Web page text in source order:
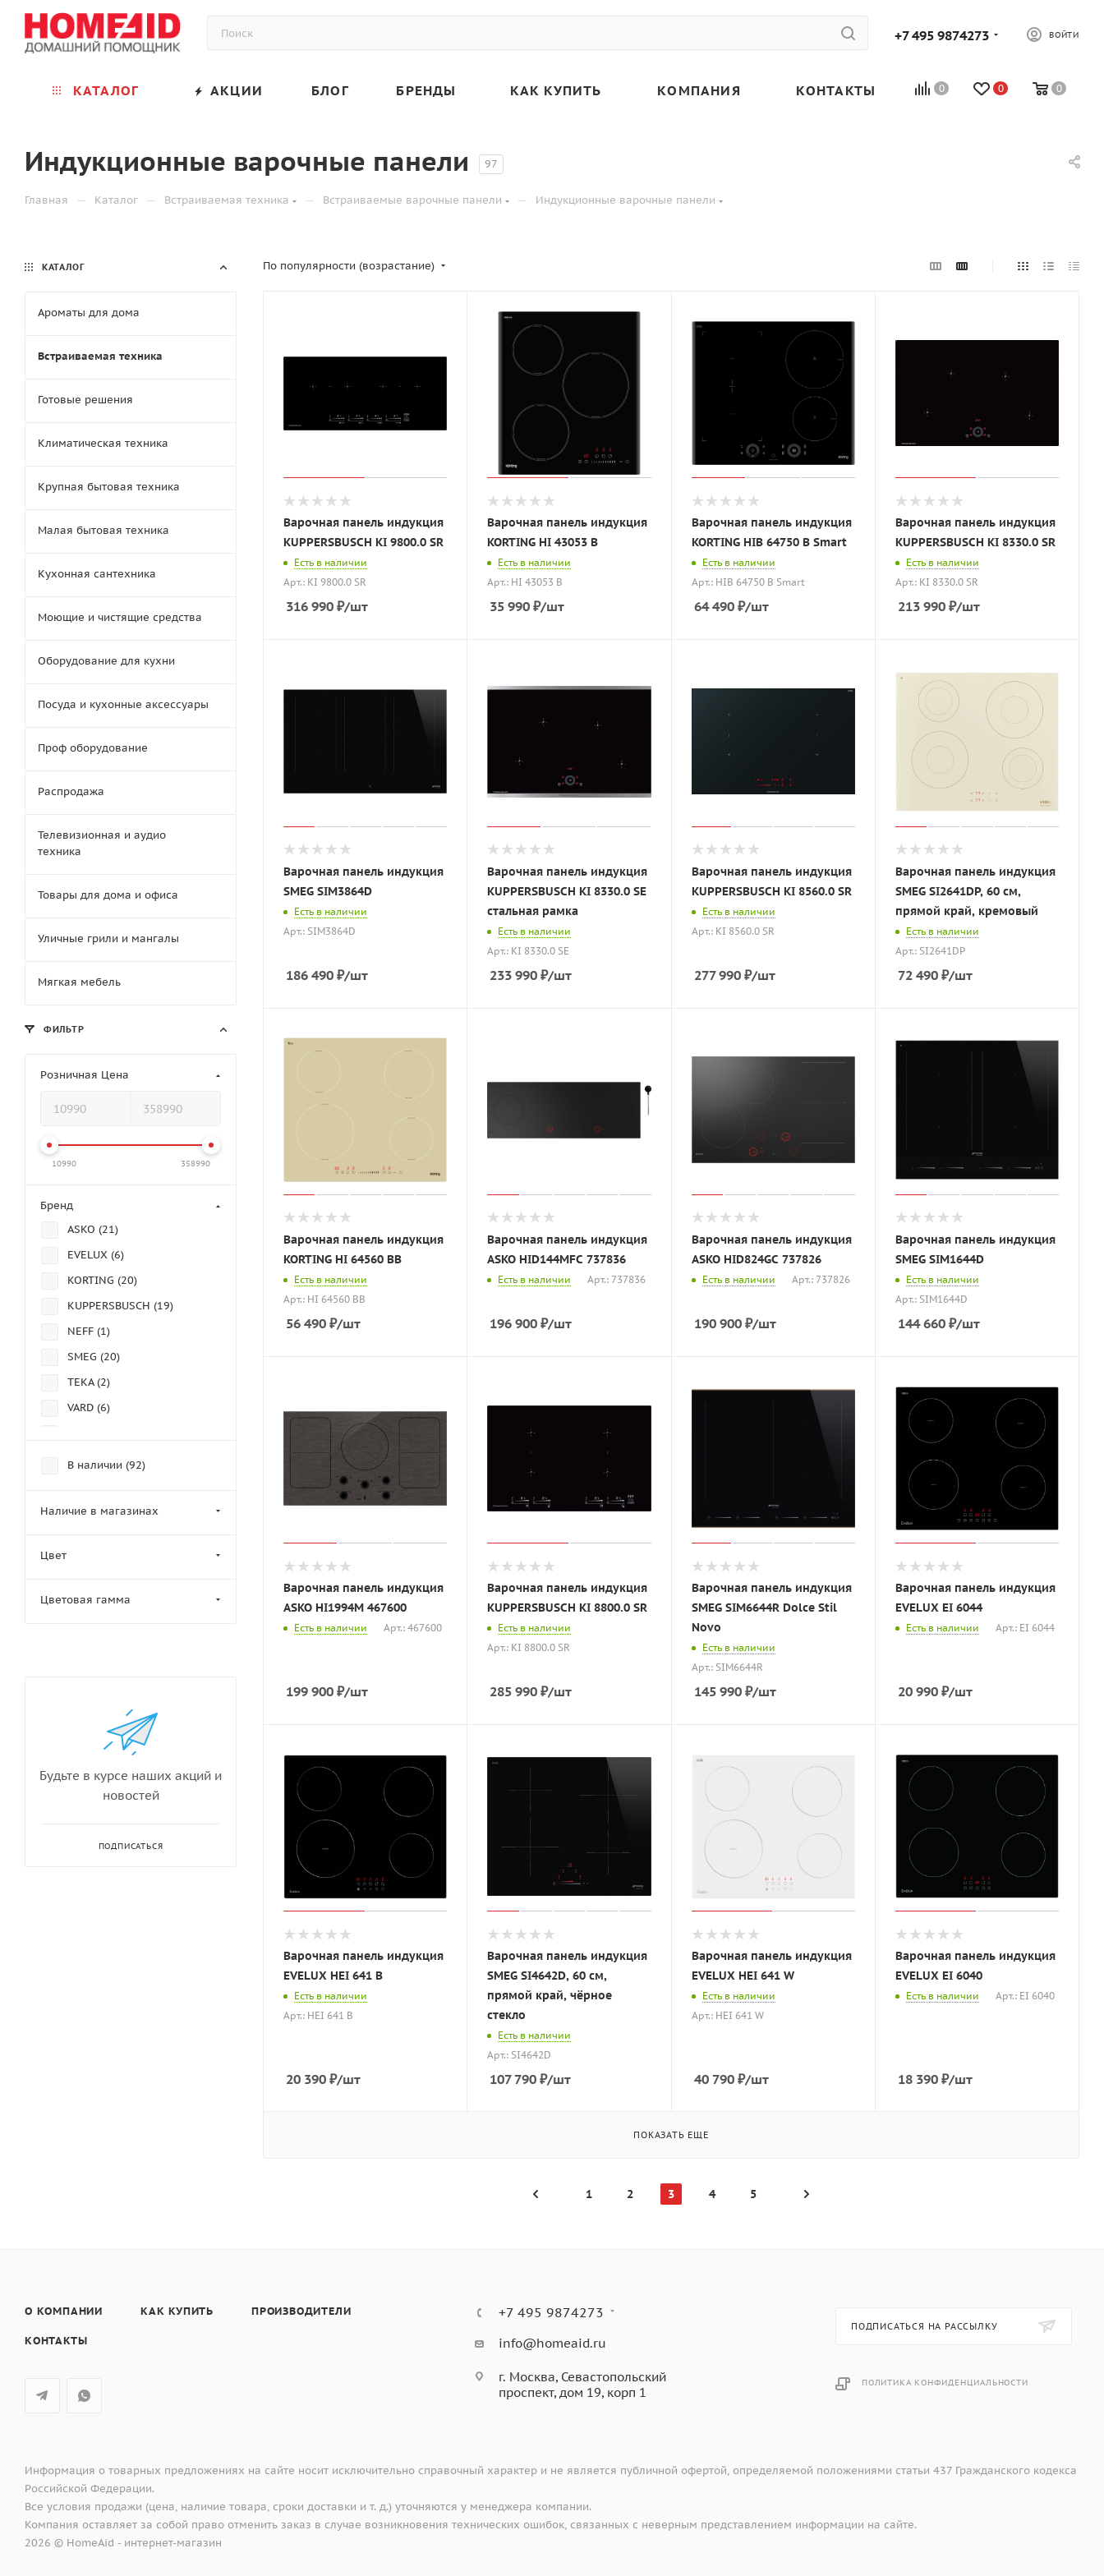
+7 495 9874273 ВОЙТИ
0 0 0
КАТАЛОГ АКЦИИ БЛОГ БРЕНДЫ КАК КУПИТЬ КОМПАНИЯ КОНТАКТЫ
Индукционные варочные панели 97
Главная — Каталог — Встраиваемая техника — Встраиваемые варочные панели — Индукционные варочные панели
По популярности (возрастание)
Варочная панель индукция
KUPPERSBUSCH KI 9800.0 SR
Есть в наличии
Арт.: KI 9800.0 SR
316 990 ₽/шт
Варочная панель индукция
KORTING HI 43053 B
Есть в наличии
Арт.: HI 43053 B
35 990 ₽/шт
Варочная панель индукция
KORTING HIB 64750 B Smart
Есть в наличии
Арт.: HIB 64750 B Smart
64 490₽/шт
Варочная панель индукция
KUPPERSBUSCH KI 8330.0 SR
Есть в наличии
Арт.: KI 8330.0 SR
213 990₽/шт
Варочная панель индукция
SMEG SIM3864D
Есть в наличии
Арт.: SIM3864D
186 490 ₽/шт
Варочная панель индукция
KUPPERSBUSCH KI 8330.0 SE
стальная рамка
Есть в наличии
Арт.: KI 8330.0 SE
233 990 ₽/шт
Варочная панель индукция
KUPPERSBUSCH KI 8560.0 SR
Есть в наличии
Арт.: KI 8560.0 SR
277 990₽/шт
Варочная панель индукция
SMEG SI2641DP, 60 см,
прямой край, кремовый
Есть в наличии
Арт.: SI2641DP
72 490₽/шт
Варочная панель индукция
KORTING HI 64560 BB
Есть в наличии
Арт.: HI 64560 BB
56 490 ₽/шт
Варочная панель индукция
ASKO HID144MFC 737836
Есть в наличии Арт.: 737836
196 900 ₽/шт
Варочная панель индукция
ASKO HID824GC 737826
Есть в наличии Арт.: 737826
190 900₽/шт
Варочная панель индукция
SMEG SIM1644D
Есть в наличии
Арт.: SIM1644D
144 660₽/шт
Варочная панель индукция
ASKO HI1994M 467600
Есть в наличии Арт.: 467600
199 900 ₽/шт
Варочная панель индукция
KUPPERSBUSCH KI 8800.0 SR
Есть в наличии
Арт.: KI 8800.0 SR
285 990 ₽/шт
Варочная панель индукция
SMEG SIM6644R Dolce Stil
Novo
Есть в наличии
Арт.: SIM6644R
145 990₽/шт
Варочная панель индукция
EVELUX EI 6044
Есть в наличии Арт.: EI 6044
20 990₽/шт
Варочная панель индукция
EVELUX HEI 641 B
Есть в наличии
Арт.: HEI 641 B
20 390 ₽/шт
Варочная панель индукция
SMEG SI4642D, 60 см,
прямой край, чёрное
стекло
Есть в наличии
Арт.: SI4642D
107 790 ₽/шт
Варочная панель индукция
EVELUX HEI 641 W
Есть в наличии
Арт.: HEI 641 W
40 790₽/шт
Варочная панель индукция
EVELUX EI 6040
Есть в наличии Арт.: EI 6040
18 390₽/шт
ПОКАЗАТЬ ЕЩЕ
1 2 3 4 5
КАТАЛОГ
Ароматы для дома
Встраиваемая техника
Готовые решения
Климатическая техника
Крупная бытовая техника
Малая бытовая техника
Кухонная сантехника
Моющие и чистящие средства
Оборудование для кухни
Посуда и кухонные аксессуары
Проф оборудование
Распродажа
Телевизионная и аудио
техника
Товары для дома и офиса
Уличные грили и мангалы
Мягкая мебель
ФИЛЬТР
Розничная Цена
10990 358990
Бренд
ASKO (21)
EVELUX (6)
KORTING (20)
KUPPERSBUSCH (19)
NEFF (1)
SMEG (20)
TEKA (2)
VARD (6)
В наличии (92)
Наличие в магазинах
Цвет
Цветовая гамма
Будьте в курсе наших акций и
новостей
ПОДПИСАТЬСЯ
О КОМПАНИИ КАК КУПИТЬ ПРОИЗВОДИТЕЛИ
КОНТАКТЫ
+7 495 9874273
info@homeaid.ru
г. Москва, Севастопольский
проспект, дом 19, корп 1
ПОДПИСАТЬСЯ НА РАССЫЛКУ
ПОЛИТИКА КОНФИДЕНЦИАЛЬНОСТИ
Информация о товарных предложениях на сайте носит исключительно справочный характер и не является публичной офертой, определяемой положениями статьи 437 Гражданского кодекса
Российской Федерации.
Все условия продажи (цена, наличие товара, сроки доставки и т. д.) уточняются у менеджера компании.
Компания оставляет за собой право отменить заказ в случае возникновения технических ошибок, связанных с неверным представлением информации на сайте.
2026 © HomeAid - интернет-магазин